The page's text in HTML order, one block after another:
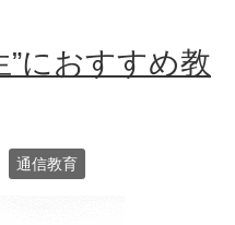
”におすすめ教
通信教育